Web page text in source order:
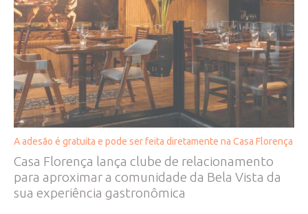
A adesão é gratuita e pode ser feita diretamente na Casa Florença
Casa Florença lança clube de relacionamento
para aproximar a comunidade da Bela Vista da
sua experiência gastronômica